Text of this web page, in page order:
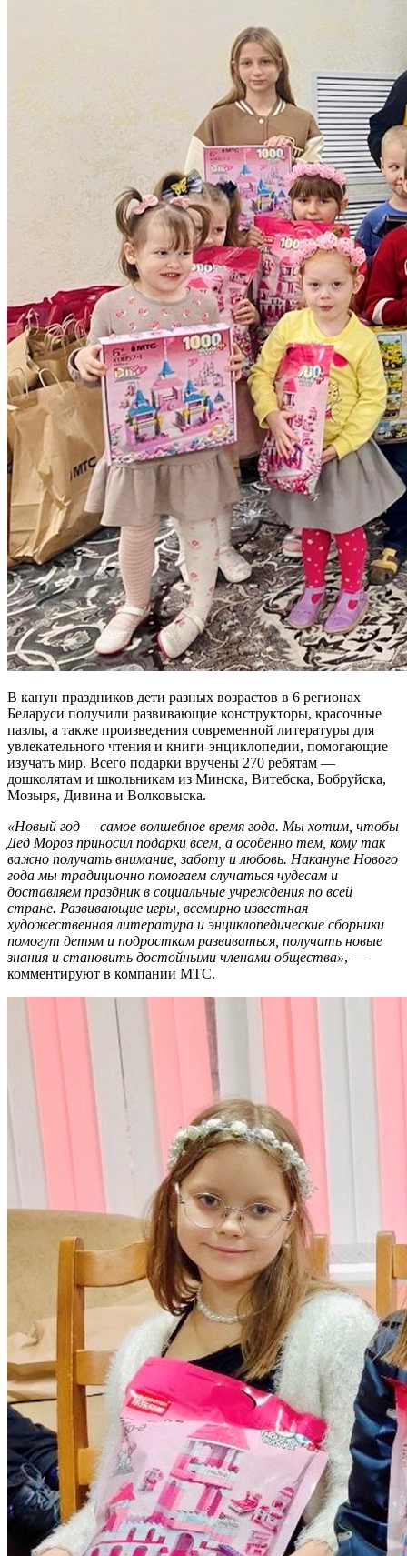
В канун праздников дети разных возрастов в 6 регионах
Беларуси получили развивающие конструкторы, красочные
пазлы, а также произведения современной литературы для
увлекательного чтения и книги-энциклопедии, помогающие
изучать мир. Всего подарки вручены 270 ребятам —
дошколятам и школьникам из Минска, Витебска, Бобруйска,
Мозыря, Дивина и Волковыска.
«Новый год — самое волшебное время года. Мы хотим, чтобы
Дед Мороз приносил подарки всем, а особенно тем, кому так
важно получать внимание, заботу и любовь. Накануне Нового
года мы традиционно помогаем случаться чудесам и
доставляем праздник в социальные учреждения по всей
стране. Развивающие игры, всемирно известная
художественная литература и энциклопедические сборники
помогут детям и подросткам развиваться, получать новые
знания и становить достойными членами общества», —
комментируют в компании МТС.